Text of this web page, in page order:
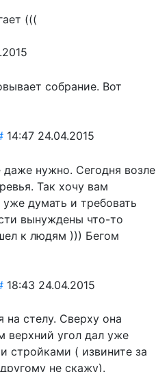
(((
собрание. Вот
14:47 24.04.2015
нужно. Сегодня возле
Так хочу вам
думать и требовать
вынуждены что-то
к людям ))) Бегом
18:43 24.04.2015
на стелу. Сверху она
верхний угол дал уже
стройками ( извините за
не скажу).